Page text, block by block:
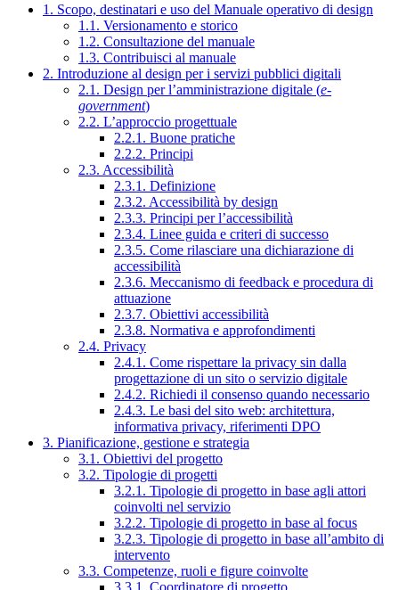
1. Scopo, destinatari e uso del Manuale operativo di design
1.1. Versionamento e storico
1.2. Consultazione del manuale
1.3. Contribuisci al manuale
2. Introduzione al design per i servizi pubblici digitali
2.1. Design per l’amministrazione digitale (e-
government)
2.2. L’approccio progettuale
2.2.1. Buone pratiche
2.2.2. Principi
2.3. Accessibilità
2.3.1. Definizione
2.3.2. Accessibilità by design
2.3.3. Principi per l’accessibilità
2.3.4. Linee guida e criteri di successo
2.3.5. Come rilasciare una dichiarazione di
accessibilità
2.3.6. Meccanismo di feedback e procedura di
attuazione
2.3.7. Obiettivi accessibilità
2.3.8. Normativa e approfondimenti
2.4. Privacy
2.4.1. Come rispettare la privacy sin dalla
progettazione di un sito o servizio digitale
2.4.2. Richiedi il consenso quando necessario
2.4.3. Le basi del sito web: architettura,
informativa privacy, riferimenti DPO
3. Pianificazione, gestione e strategia
3.1. Obiettivi del progetto
3.2. Tipologie di progetti
3.2.1. Tipologie di progetto in base agli attori
coinvolti nel servizio
3.2.2. Tipologie di progetto in base al focus
3.2.3. Tipologie di progetto in base all’ambito di
intervento
3.3. Competenze, ruoli e figure coinvolte
3.3.1. Coordinatore di progetto